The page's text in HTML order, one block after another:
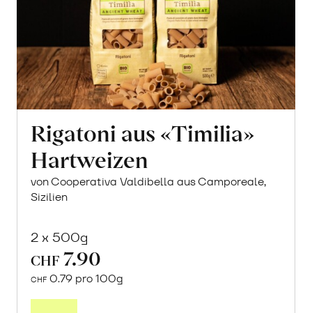
Rigatoni aus «Timilia»
Hartweizen
von Cooperativa Valdibella aus Camporeale,
Sizilien
2 x 500g
CHF 7.90
CHF 0.79 pro 100g